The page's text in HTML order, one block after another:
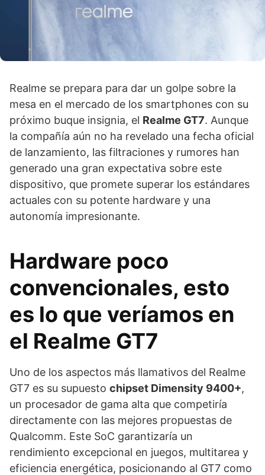
Realme se prepara para dar un golpe sobre la
mesa en el mercado de los smartphones con su
próximo buque insignia, el Realme GT7. Aunque
la compañía aún no ha revelado una fecha oficial
de lanzamiento, las filtraciones y rumores han
generado una gran expectativa sobre este
dispositivo, que promete superar los estándares
actuales con su potente hardware y una
autonomía impresionante.
Hardware poco
convencionales, esto
es lo que veríamos en
el Realme GT7
Uno de los aspectos más llamativos del Realme
GT7 es su supuesto chipset Dimensity 9400+,
un procesador de gama alta que competiría
directamente con las mejores propuestas de
Qualcomm. Este SoC garantizaría un
rendimiento excepcional en juegos, multitarea y
eficiencia energética, posicionando al GT7 como